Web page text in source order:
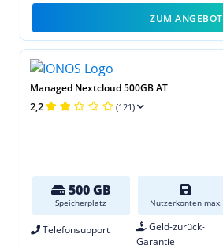
ZUM ANGEBOT
Managed Nextcloud 500GB AT
2,2 (121)
500 GB
Speicherplatz Nutzerkonten max.
Telefonsupport
Geld-zurück-
Garantie